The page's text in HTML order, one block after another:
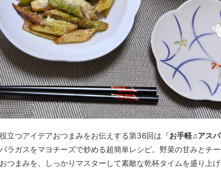
立つアイデアおつまみをお伝えする第36回は『お手軽♫アスパ
ラガスをマヨチーズで炒める超簡単レシピ。野菜の甘みとチー
つまみを、しっかりマスターして素敵な乾杯タイムを盛り上げ